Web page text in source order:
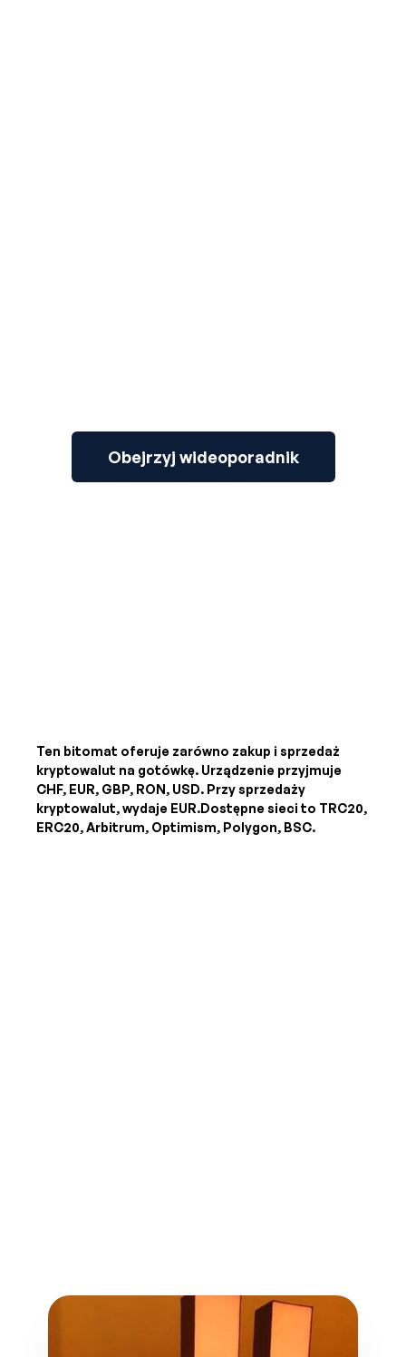
Obejrzyj wideoporadnik
Ten bitomat oferuje zarówno zakup i sprzedaż
kryptowalut na gotówkę. Urządzenie przyjmuje
CHF, EUR, GBP, RON, USD. Przy sprzedaży
kryptowalut, wydaje EUR.Dostępne sieci to TRC20,
ERC20, Arbitrum, Optimism, Polygon, BSC.